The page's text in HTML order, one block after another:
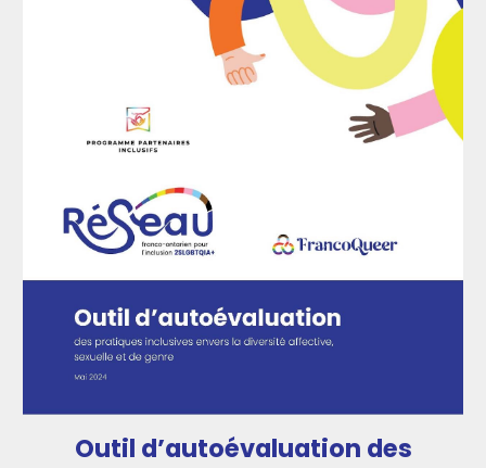
Outil d’autoévaluation des